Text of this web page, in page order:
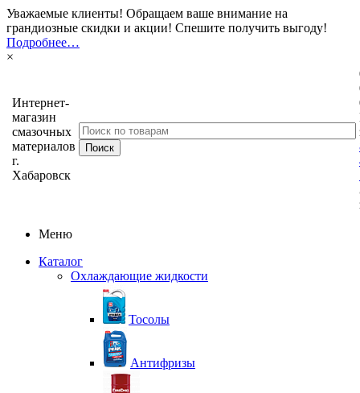
Уважаемые клиенты! Обращаем ваше внимание на
грандиозные скидки и акции! Спешите получить выгоду!
Подробнее…
×
Интернет-
магазин
смазочных
материалов
г.
Хабаровск
Меню
Каталог
Охлаждающие жидкости
Тосолы
Антифризы